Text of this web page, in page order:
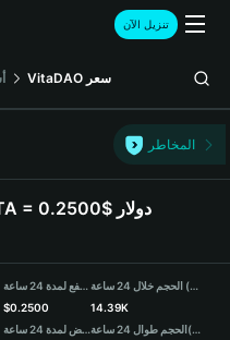
تنزيل الآن
VitaDAO سعر
المخاطر
مرتفع لمدة 24 ساعة
$0.2500
منخفض لمدة 24 ساعة
الحجم خلال 24 ساعة (VITA)
14.39K
الحجم طوال 24 ساعة(USDT)